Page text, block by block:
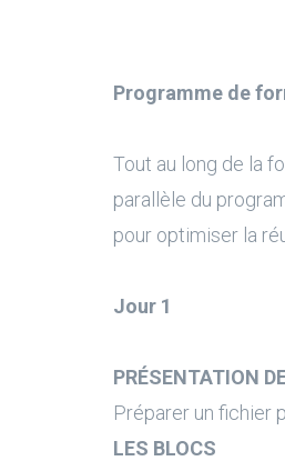
Programme de
Tout au long de la
parallèle du
pour optimiser la
Jour 1
PRÉSENTATION
Préparer un fichier
LES BLOCS